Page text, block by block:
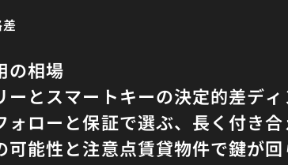
の相場
とスマートキーの決定的差デ
ォローと保証で選ぶ、長く付き
可能性と注意点賃貸物件で鍵が